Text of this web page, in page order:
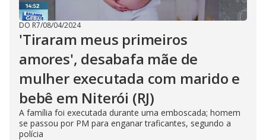
DO R7/08/04/2024
'Tiraram meus primeiros
amores', desabafa mãe de
mulher executada com marido e
bebê em Niterói (RJ)
A família foi executada durante uma emboscada; homem
se passou por PM para enganar traficantes, segundo a
polícia